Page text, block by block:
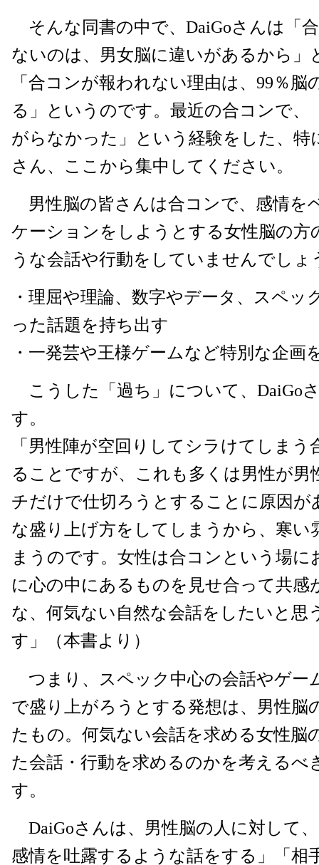
そんな同書の中で、DaiGoさんは「
ないのは、男女脳に違いがあるから」
「合コンが報われない理由は、99％脳
る」というのです。最近の合コンで、
がらなかった」という経験をした、特
さん、ここから集中してください。
男性脳の皆さんは合コンで、感情を
ケーションをしようとする女性脳の方
うな会話や行動をしていませんでしょ
・理屈や理論、数字やデータ、スペッ
った話題を持ち出す
・一発芸や王様ゲームなど特別な企画
こうした「過ち」について、DaiGo
す。
「男性陣が空回りしてシラけてしま
ることですが、これも多くは男性が男
チだけで仕切ろうとすることに原因が
な盛り上げ方をしてしまうから、寒い
まうのです。女性は合コンという場に
に心の中にあるものを見せ合って共感
な、何気ない自然な会話をしたいと思
す」（本書より）
つまり、スペック中心の会話やゲー
で盛り上がろうとする発想は、男性脳
たもの。何気ない会話を求める女性脳
た会話・行動を求めるのかを考えるべ
す。
DaiGoさんは、男性脳の人に対して
感情を吐露するような話をする」「相